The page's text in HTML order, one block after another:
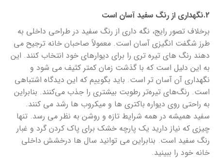
2.نگهداری از رنگ سفید آسان است
برخلاف تصور رایج، نگه داری از رنگ سفید در طراحی داخلی به
طرز شگفت انگیزی آسان است. معمولاً صاحبان خانه ترجیح می
دهند رنگ های تیره تری را برای دیوارهای خود انتخاب کنند. این
به این دلیل است که با گذشت زمان کمتر کثیف می شود و
نگهداری آن آسان تر است. باید بگوییم که این دیدگاه اشتباهی
است. رنگ‌های تیره‌تر رطوبت بیشتری را جذب می‌کنند. بنابراین
به راحتی روی دیواره باکتری ها و میکروب ها رشد می کنند.
سفید همیشه در همه شرایط تازه و روشن به نظر می رسد. تنها
چیزی که نیاز دارید یک پارچه خشک برای پاک کردن گرد و غبار
رنگ سفید است. بنابراین می توانید سال ها درخشش داخلی
خانه خود را ببینید.